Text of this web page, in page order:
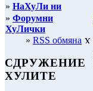
» НаХуЛи ни
» Форумни
ХуЛички
» RSS обмяна
СДРУЖЕНИЕ
ХУЛИТЕ